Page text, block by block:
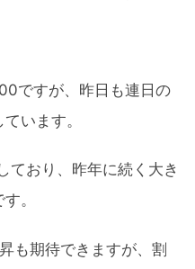
ですが、昨日も連日の
います。
ており、昨年に続く大き
。
も期待できますが、割